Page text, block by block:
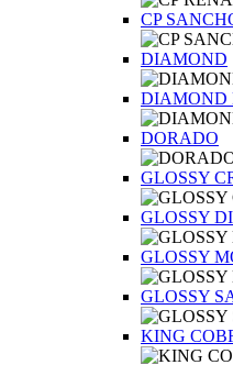
CP
DIAMOND
DIAMOND
DORADO
GLOSSY
GLOSSY
GLOSSY
GLOSSY
KING